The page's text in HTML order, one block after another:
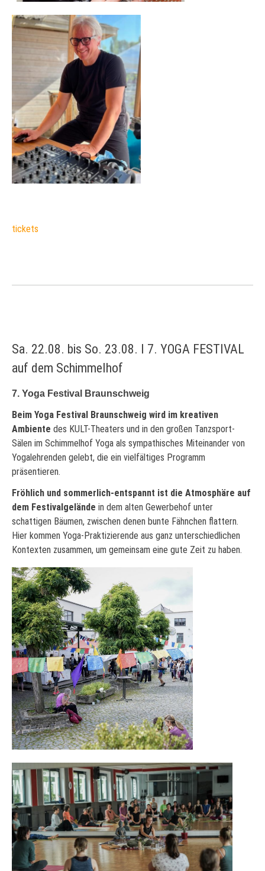
tickets
Sa. 22.08. bis So. 23.08. I 7. YOGA FESTIVAL
auf dem Schimmelhof
7. Yoga Festival Braunschweig
Beim Yoga Festival Braunschweig wird im kreativen
Ambiente des KULT-Theaters und in den großen Tanzsport-
Sälen im Schimmelhof Yoga als sympathisches Miteinander von
Yogalehrenden gelebt, die ein vielfältiges Programm
präsentieren.
Fröhlich und sommerlich-entspannt ist die Atmosphäre auf
dem Festivalgelände in dem alten Gewerbehof unter
schattigen Bäumen, zwischen denen bunte Fähnchen flattern.
Hier kommen Yoga-Praktizierende aus ganz unterschiedlichen
Kontexten zusammen, um gemeinsam eine gute Zeit zu haben.